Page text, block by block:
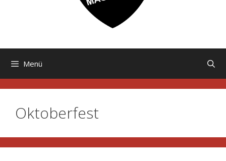
Menü
Oktoberfest